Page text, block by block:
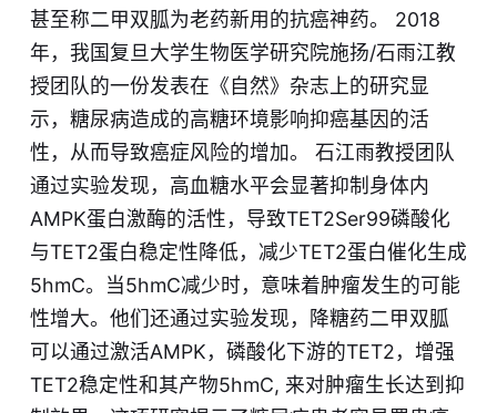
甚至称二甲双胍为老药新用的抗癌神药。 2018
年，我国复旦大学生物医学研究院施扬/石雨江教
授团队的一份发表在《自然》杂志上的研究显
示，糖尿病造成的高糖环境影响抑癌基因的活
性，从而导致癌症风险的增加。 石江雨教授团队
通过实验发现，高血糖水平会显著抑制身体内
AMPK蛋白激酶的活性，导致TET2Ser99磷酸化
与TET2蛋白稳定性降低，减少TET2蛋白催化生成
5hmC。当5hmC减少时，意味着肿瘤发生的可能
性增大。他们还通过实验发现，降糖药二甲双胍
可以通过激活AMPK，磷酸化下游的TET2，增强
TET2稳定性和其产物5hmC, 来对肿瘤生长达到抑